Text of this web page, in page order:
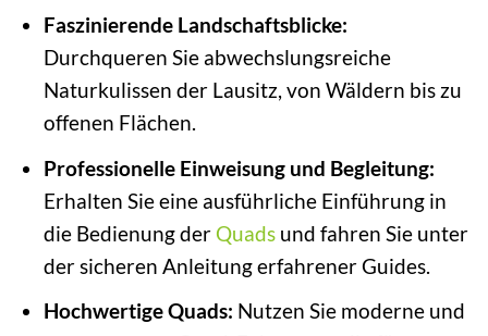
Faszinierende Landschaftsblicke:
Durchqueren Sie abwechslungsreiche
Naturkulissen der Lausitz, von Wäldern bis zu
offenen Flächen.
Professionelle Einweisung und Begleitung:
Erhalten Sie eine ausführliche Einführung in
die Bedienung der Quadsund fahren Sie unter
der sicheren Anleitung erfahrener Guides.
Hochwertige Quads: Nutzen Sie moderne und